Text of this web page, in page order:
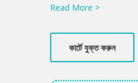
এটুকুই। কিন্তু একবার
শুনবেন সেই গল্প?
Read More >
কার্টে যুক্ত করুন